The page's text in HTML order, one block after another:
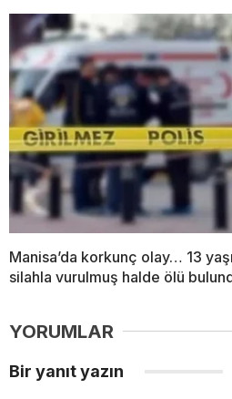
Manisa’da korkunç olay… 13
silahla vurulmuş halde ölü
YORUMLAR
Bir yanıt yazın